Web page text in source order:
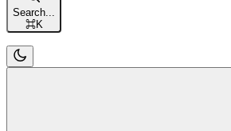
Search...
⌘K